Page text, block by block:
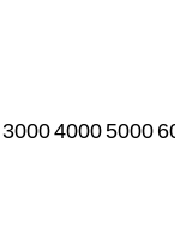
300040005000